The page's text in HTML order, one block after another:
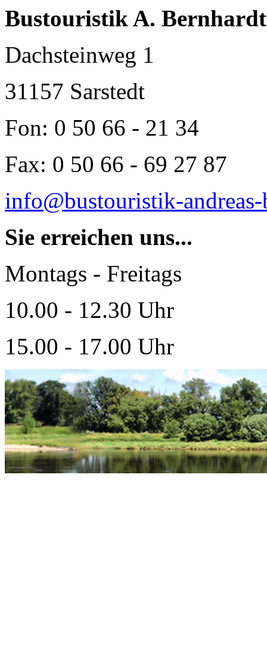
Bustouristik A. Bernhardt
Dachsteinweg 1
31157 Sarstedt
Fon: 0 50 66 - 21 34
Fax: 0 50 66 - 69 27 87
info@bustouristik-
Sie erreichen uns...
Montags - Freitags
10.00 - 12.30 Uhr
15.00 - 17.00 Uhr